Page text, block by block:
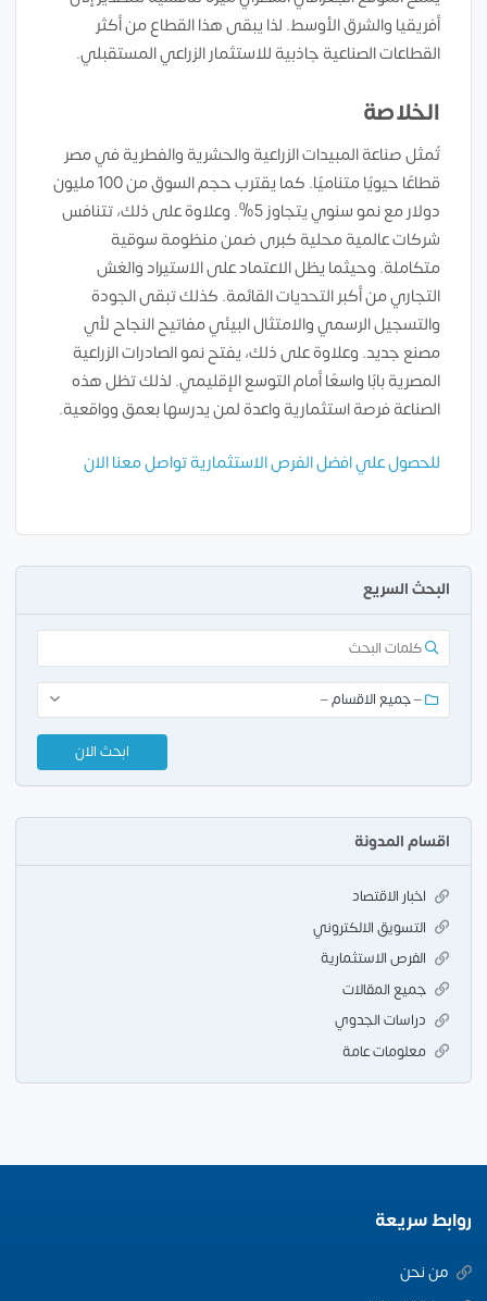
أفريقيا والشرق الأوسط. لذا يبقى هذا القطاع من أكثر
القطاعات الصناعية جاذبية للاستثمار الزراعي المستقبلي.
الخلاصة
تُمثل صناعة المبيدات الزراعية والحشرية والفطرية في مصر
قطاعًا حيويًا متناميًا. كما يقترب حجم السوق من 100 مليون
دولار مع نمو سنوي يتجاوز 5%. وعلاوة على ذلك، تتنافس
شركات عالمية محلية كبرى ضمن منظومة سوقية
متكاملة. وحيثما يظل الاعتماد على الاستيراد والغش
التجاري من أكبر التحديات القائمة. كذلك تبقى الجودة
والتسجيل الرسمي والامتثال البيئي مفاتيح النجاح لأي
مصنع جديد. وعلاوة على ذلك، يفتح نمو الصادرات الزراعية
المصرية بابًا واسعًا أمام التوسع الإقليمي. لذلك تظل هذه
الصناعة فرصة استثمارية واعدة لمن يدرسها بعمق وواقعية.
للحصول علي افضل الفرص الاستثمارية تواصل معنا الان
البحث السريع
اقسام المدونة
اخبار الاقتصاد
التسويق الالكتروني
الفرص الاستثمارية
جميع المقالات
دراسات الجدوي
معلومات عامة
روابط سريعة
من نحن